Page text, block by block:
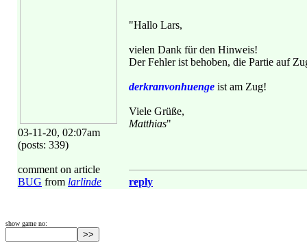
03-11-20, 02:07am
(posts: 339)
comment on article
BUG from larlinde
"Hallo Lars,
vielen Dank für den Hinweis!
Der Fehler ist behoben, die Partie auf
derkranvonhuenge ist am Zug!
Viele Grüße,
Matthias"
reply
show game no: